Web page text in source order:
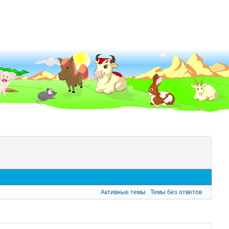
Активные темы Темы без ответов